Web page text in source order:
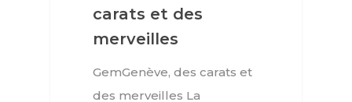
carats et des
merveilles
GemGenève, des carats et
des merveilles La